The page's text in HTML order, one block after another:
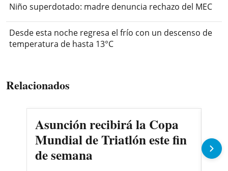
Niño superdotado: madre denuncia rechazo del MEC
Desde esta noche regresa el frío con un descenso de
temperatura de hasta 13°C
Relacionados
Asunción recibirá la Copa
Mundial de Triatlón este fin
de semana
la